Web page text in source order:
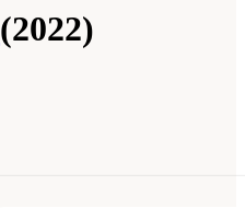
(2022)